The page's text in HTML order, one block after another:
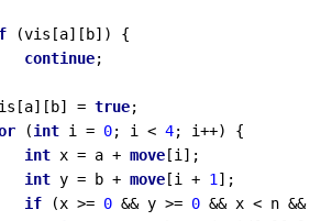
(vis[a][b]) {
continue;
=
true;
(int i = 0; i < 4; i++) {
int x = a + move [i];
int y = b + move [i + 1];
if (x >= 0 && y >= 0 && x < n &&